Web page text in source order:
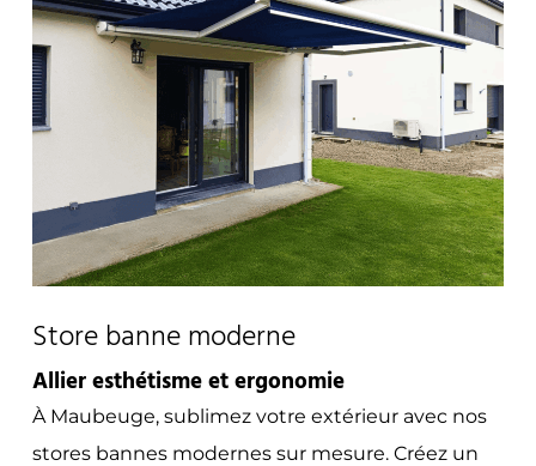
Store banne moderne
Allier esthétisme et ergonomie
À Maubeuge, sublimez votre extérieur avec nos
stores bannes modernes sur mesure. Créez un